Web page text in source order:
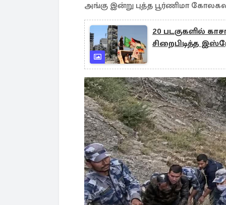
அங்கு இன்று புத்த பூர்ணிமா
20 படகுகளில்
சிறைபிடித்த